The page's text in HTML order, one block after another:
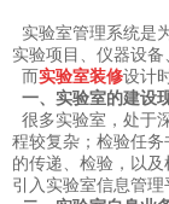
实验室管理系统是为
实验项目、仪器设备
而实验室装修设计
一、实验室的建
很多实验室，处于
程较复杂；检验任务
的传递、检验
引入实验室信息管理